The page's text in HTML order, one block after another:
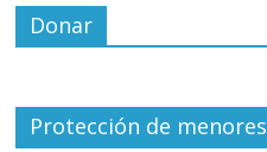
Donar
Protección de menores